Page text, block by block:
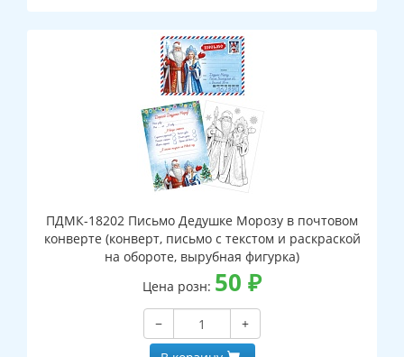
ПДМК-18202 Письмо Дедушке Морозу в почтовом
конверте (конверт, письмо с текстом и раскраской
на обороте, вырубная фигурка)
Цена розн: 50 ₽
−
+